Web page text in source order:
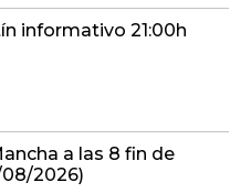
informativo 21:00h
a las 8 fin de
2026)